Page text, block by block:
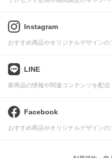
Instagram
おすすめ商品やオリジナルデザイン
LINE
新商品の情報や関連コンテンツを配信
Facebook
おすすめ商品やオリジナルデザイン